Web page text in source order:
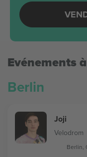
Evénements
Berlin
Joji
Velodrom
Berlin,